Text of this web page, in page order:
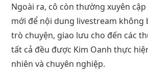
Ngoài ra, cô còn thường xuyên
mới để nội dung livestream không
trò chuyện, giao lưu cho đến các
tất cả đều được Kim Oanh thực
nhiên và chuyên nghiệp.